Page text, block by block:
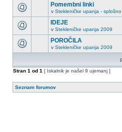
Pomembni linki
v Stekleničke upanja - splošno
IDEJE
v Stekleničke upanja 2009
POROČILA
v Stekleničke upanja 2009
Stran 1 od 1 [ Iskalnik je našel 9 ujemanj ]
Seznam forumov